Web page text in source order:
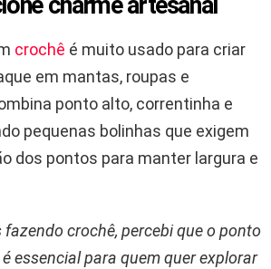
crochê é muito usado para criar
em mantas, roupas e
ponto alto, correntinha e
pequenas bolinhas que exigem
dos pontos para manter largura e
crochê, percebi que o ponto
essencial para quem quer explorar